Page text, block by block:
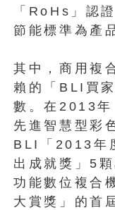
「RoHs」認
節能標準為產
其中，商用複
賴的「BLI買
數。在2013
先進智慧型彩
BLI「2013年
出成就獎」5
功能數位複合
大賞獎」的首